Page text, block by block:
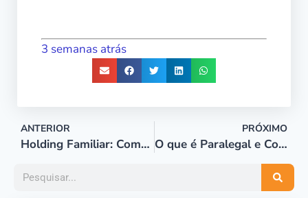
3 semanas atrás
ANTERIOR
Holding Familiar: Como Funciona e Quais os Benefícios na Gestão Patrimonial
PRÓXIMO
O que é Paralegal e Como Contratar?